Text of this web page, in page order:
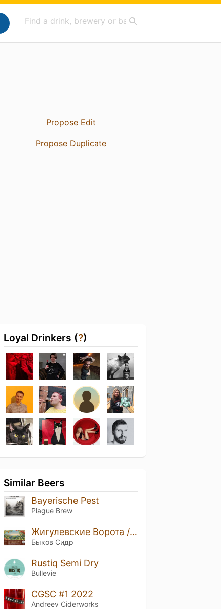
Propose Edit
Propose Duplicate
Loyal Drinkers (?)
Similar Beers
Bayerische Pest
Plague Brew
Жигулевские Ворота / Полусухой
Быков Сидр
Rustiq Semi Dry
Bullevie
CGSC #1 2022
Andreev Ciderworks